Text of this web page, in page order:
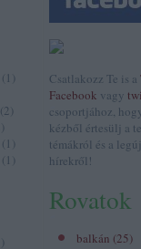
Csatlakozz Te is a
Facebook vagy
csoportjához,
kézből értesülj a
témákról és a
hírekről!
Rovatok
balkán (25)
( 1 )
(2 )
)
( 1 )
( 1 )
)